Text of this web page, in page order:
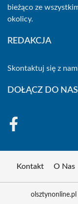
bieżąco ze
okolicy.
REDAKCJA
Skontaktuj się z
DOŁĄCZ DO NAS
Kontakt O Nas